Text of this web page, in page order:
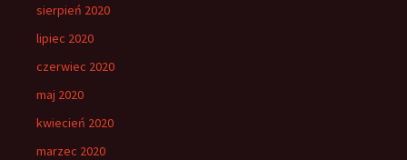
sierpień 2020
lipiec 2020
czerwiec 2020
maj 2020
kwiecień 2020
marzec 2020